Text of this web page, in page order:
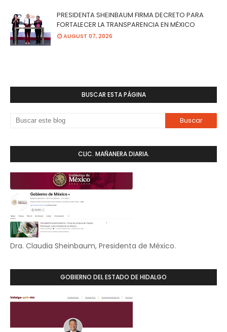
PRESIDENTA SHEINBAUM FIRMA DECRETO PARA
FORTALECER LA TRANSPARENCIA EN MÉXICO
AUGUST 07, 2026
BUSCAR ESTA PÁGINA
CLIC. MAÑANERA DIARIA.
Dra. Claudia Sheinbaum, Presidenta de México.
GOBIERNO DEL ESTADO DE HIDALGO